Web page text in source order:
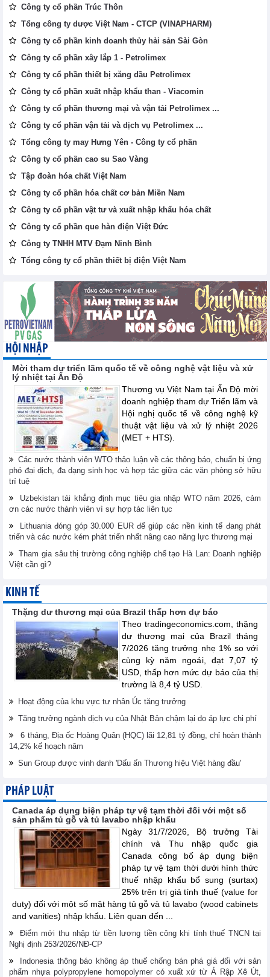
Công ty cổ phần Trúc Thôn
Tổng công ty dược Việt Nam - CTCP (VINAPHARM)
Công ty cổ phần kinh doanh thủy hải sản Sài Gòn
Công ty cổ phần xây lắp 1 - Petrolimex
Công ty cổ phần thiết bị xăng dầu Petrolimex
Công ty cổ phần xuất nhập khẩu than - Viacomin
Công ty cổ phần thương mại và vận tải Petrolimex ...
Công ty cổ phần vận tải và dịch vụ Petrolimex ...
Tổng công ty may Hưng Yên - Công ty cổ phần
Công ty cổ phần cao su Sao Vàng
Tập đoàn hóa chất Việt Nam
Công ty cổ phần hóa chất cơ bản Miền Nam
Công ty cổ phần vật tư và xuất nhập khẩu hóa chất
Công ty cổ phần que hàn điện Việt Đức
Công ty TNHH MTV Đạm Ninh Bình
Tổng công ty cổ phần thiết bị điện Việt Nam
HỘI NHẬP
Mời tham dự triển lãm quốc tế về công nghệ vật liệu và xử
lý nhiệt tại Ấn Độ
Thương vụ Việt Nam tại Ấn Độ mời
doanh nghiệp tham dự Triển lãm và
Hội nghị quốc tế về công nghệ kỹ
thuật vật liệu và xử lý nhiệt 2026
(MET + HTS).
Các nước thành viên WTO thảo luận về các thông báo, chuẩn bị ứng
phó đại dịch, đa dạng sinh học và hợp tác giữa các văn phòng sở hữu
trí tuệ
Uzbekistan tái khẳng định mục tiêu gia nhập WTO năm 2026, cảm
ơn các nước thành viên vì sự hợp tác liên tục
Lithuania đóng góp 30.000 EUR để giúp các nền kinh tế đang phát
triển và các nước kém phát triển nhất nâng cao năng lực thương mại
Tham gia sâu thị trường công nghiệp chế tạo Hà Lan: Doanh nghiệp
Việt cần gì?
KINH TẾ
Thặng dư thương mại của Brazil thấp hơn dự báo
Theo tradingeconomics.com, thặng
dư thương mại của Brazil tháng
7/2026 tăng trưởng nhẹ 1% so với
cùng kỳ năm ngoái, đạt 7,07 tỷ
USD, thấp hơn mức dự báo của thị
trường là 8,4 tỷ USD.
Hoạt động của khu vực tư nhân Úc tăng trưởng
Tăng trưởng ngành dịch vụ của Nhật Bản chậm lại do áp lực chi phí
6 tháng, Địa ốc Hoàng Quân (HQC) lãi 12,81 tỷ đồng, chỉ hoàn thành
14,2% kế hoạch năm
Sun Group được vinh danh 'Dấu ấn Thương hiệu Việt hàng đầu'
PHÁP LUẬT
Canada áp dụng biện pháp tự vệ tạm thời đối với một số
sản phẩm tủ gỗ và tủ lavabo nhập khẩu
Ngày 31/7/2026, Bộ trưởng Tài
chính và Thu nhập quốc gia
Canada công bố áp dụng biện
pháp tự vệ tạm thời dưới hình thức
thuế nhập khẩu bổ sung (surtax)
25% trên trị giá tính thuế (value for
duty) đối với một số mặt hàng tủ gỗ và tủ lavabo (wood cabinets
and vanities) nhập khẩu. Liên quan đến ...
Điểm mới thu nhập từ tiền lương tiền công khi tính thuế TNCN tại
Nghị định 253/2026/NĐ-CP
Indonesia thông báo không áp thuế chống bán phá giá đối với sản
phẩm nhựa polypropylene homopolymer có xuất xứ từ Ả Rập Xê Út,